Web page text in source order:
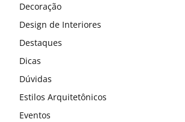
Decoração
Design de Interiores
Destaques
Dicas
Dúvidas
Estilos Arquitetônicos
Eventos